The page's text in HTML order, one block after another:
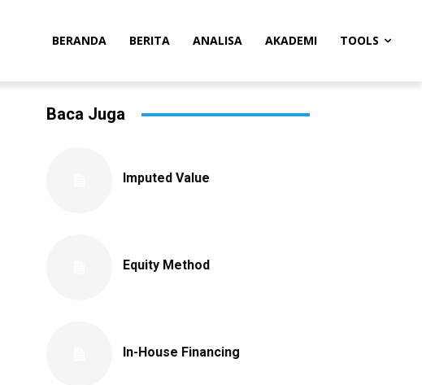
BERANDA BERITA ANALISA AKADEMI TOOLS
Baca Juga
Imputed Value
Equity Method
In-House Financing